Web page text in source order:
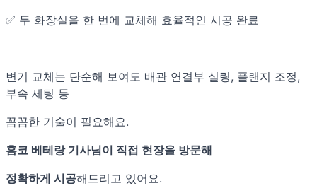
✅ 두 화장실을 한 번에 교체해 효율적인 시공 완료
변기 교체는 단순해 보여도 배관 연결부 실링, 플랜지 조정,
부속 세팅 등
꼼꼼한 기술이 필요해요.
홈코 베테랑 기사님이 직접 현장을 방문해
정확하게 시공해드리고 있어요.